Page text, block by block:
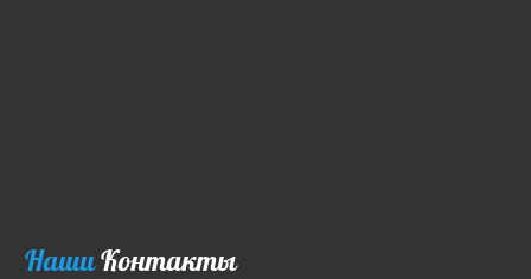
НашиКонтакты